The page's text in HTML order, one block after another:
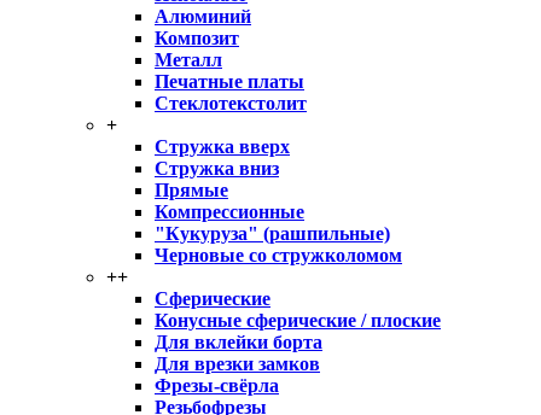
Алюминий
Композит
Металл
Печатные платы
Стеклотекстолит
+
Стружка вверх
Стружка вниз
Прямые
Компрессионные
"Кукуруза" (рашпильные)
Черновые со стружколомом
++
Сферические
Конусные сферические / плоские
Для вклейки борта
Для врезки замков
Фрезы-свёрла
Резьбофрезы